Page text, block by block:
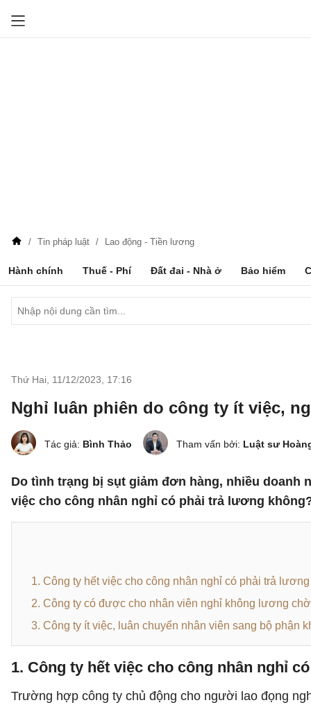
Tin pháp luật Lao động - Tiền lương
Hành chính Thuế - Phí Đất đai - Nhà ở Bảo hiểm
Thứ Hai, 11/12/2023 17:16
Nghỉ luân phiên do công ty ít việc,
Tác giả: Bình Thảo Tham vấn bởi: Luật sư
Do tình trạng bị sụt giảm đơn hàng, nhiều doanh
việc cho công nhân nghỉ có phải trả lương
1. Công ty hết việc cho công nhân nghỉ có phải trả
2. Công ty có được cho nhân viên nghỉ không lương
3. Công ty ít việc, luân chuyển nhân viên sang bộ phận
1. Công ty hết việc cho công nhân nghỉ
Trường hợp công ty chủ động cho người lao đọng